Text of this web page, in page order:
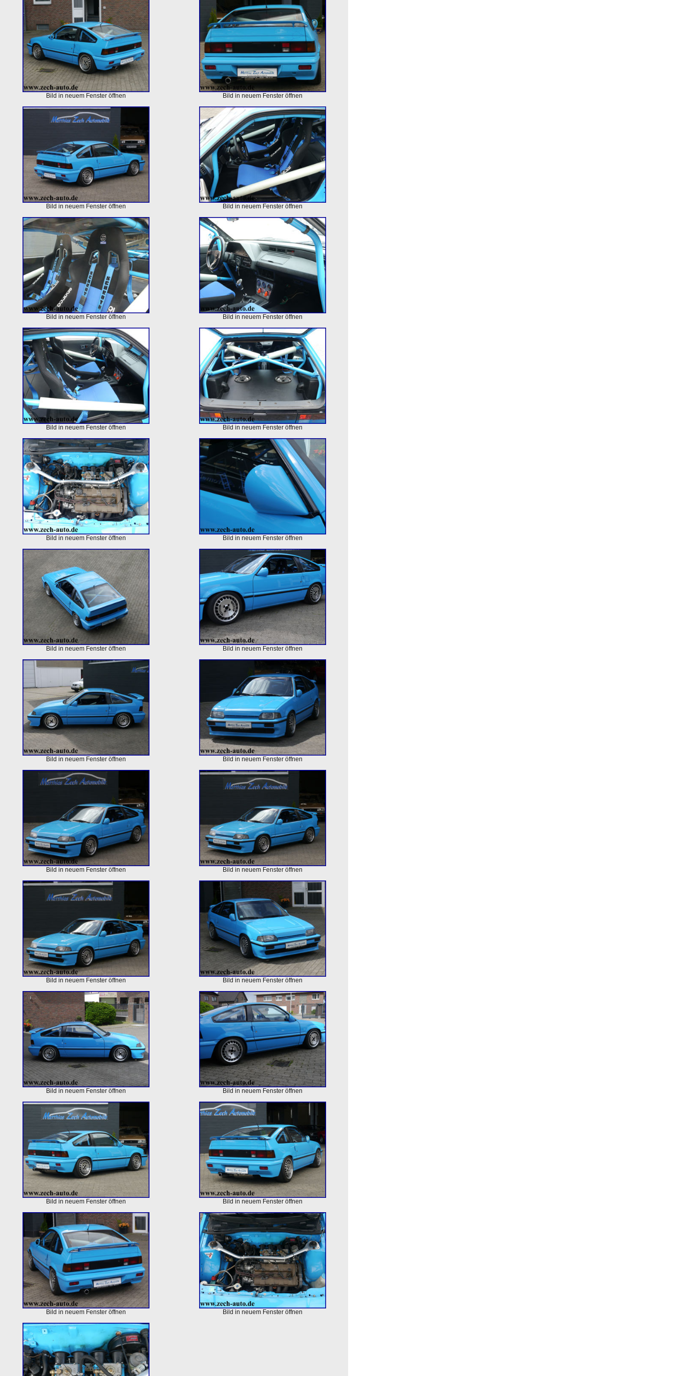
Bild in neuem Fenster öffnen Bild in neuem Fenster öffnen
Bild in neuem Fenster öffnen Bild in neuem Fenster öffnen
Bild in neuem Fenster öffnen Bild in neuem Fenster öffnen
Bild in neuem Fenster öffnen Bild in neuem Fenster öffnen
Bild in neuem Fenster öffnen Bild in neuem Fenster öffnen
Bild in neuem Fenster öffnen Bild in neuem Fenster öffnen
Bild in neuem Fenster öffnen Bild in neuem Fenster öffnen
Bild in neuem Fenster öffnen Bild in neuem Fenster öffnen
Bild in neuem Fenster öffnen Bild in neuem Fenster öffnen
Bild in neuem Fenster öffnen Bild in neuem Fenster öffnen
Bild in neuem Fenster öffnen Bild in neuem Fenster öffnen
Bild in neuem Fenster öffnen Bild in neuem Fenster öffnen